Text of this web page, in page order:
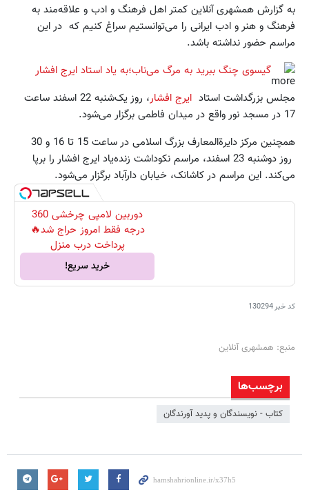
به گزارش همشهری آنلاین کمتر اهل فرهنگ و ادب و علاقه‌مند به
فرهنگ و هنر و ادب ایرانی را می‌توانستیم سراغ کنیم که در این
مراسم حضور نداشته باشد.
گیسوی چنگ ببرید به مرگ می‌ناب؛به یاد استاد ایرج افشار
مجلس بزرگداشت استاد ایرج افشار
، روز یک‌شنبه 22 اسفند ساعت
17 در مسجد نور واقع در میدان فاطمی برگزار می‌شود.
همچنین مرکز دایرة‌المعارف بزرگ اسلامی در ساعت 15 تا 16 و 30
روز دوشنبه 23 اسفند، مراسم نکوداشت زنده‌یاد ایرج افشار را برپا
می‌کند. این مراسم در کاشانک، خیابان دارآباد برگزار می‌شود.
دوربین لامپی چرخشی 360
درجه فقط امروز حراج شد🔥
پرداخت درب منزل
خرید سریع!
کد خبر130294
منبع: همشهری آنلاین
برچسب‌ها
کتاب - نویسندگان و پدید آورندگان